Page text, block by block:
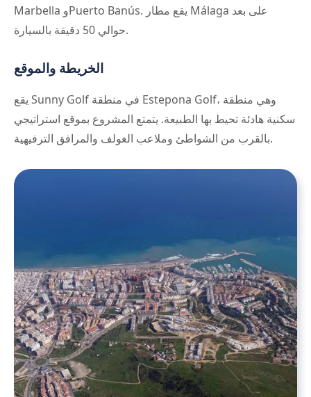
Marbella وPuerto Banús. يقع مطار Málaga على بعد
حوالي 50 دقيقة بالسيارة.
الخريطة والموقع
يقع Sunny Golf في منطقة Estepona Golf، وهي منطقة
سكنية هادئة تحيط بها الطبيعة. يتمتع المشروع بموقع استراتيجي
بالقرب من الشواطئ وملاعب الغولف والمرافق الترفيهية.